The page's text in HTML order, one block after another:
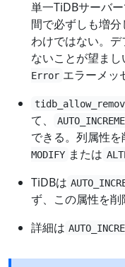
単一TiDBサーバ
間で必ずしも増
わけではない。
ないことが望ま
Error エラーメッ
て、
できる。列属性
MODIFY または
TiDBは
ず、この属性を削
詳細は